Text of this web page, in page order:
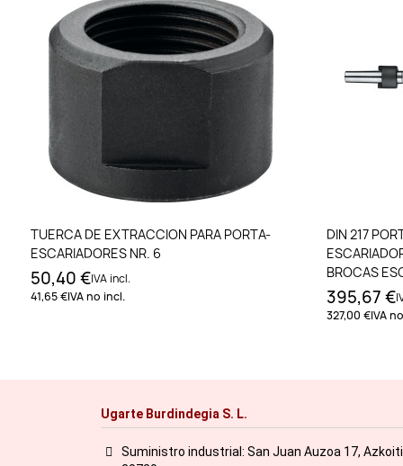
Añadir al carrito
TUERCA DE EXTRACCION PARA PORTA-
ESCARIADORES NR. 6
50,40 €IVA incl.
41,65 €IVA no incl.
DIN 217
BROCAS
CM NR. 6. 27
395,67 €
327,00 €IVA
Ugarte Burdindegia S. L.
Suministro industrial: San Juan Auzoa 17,